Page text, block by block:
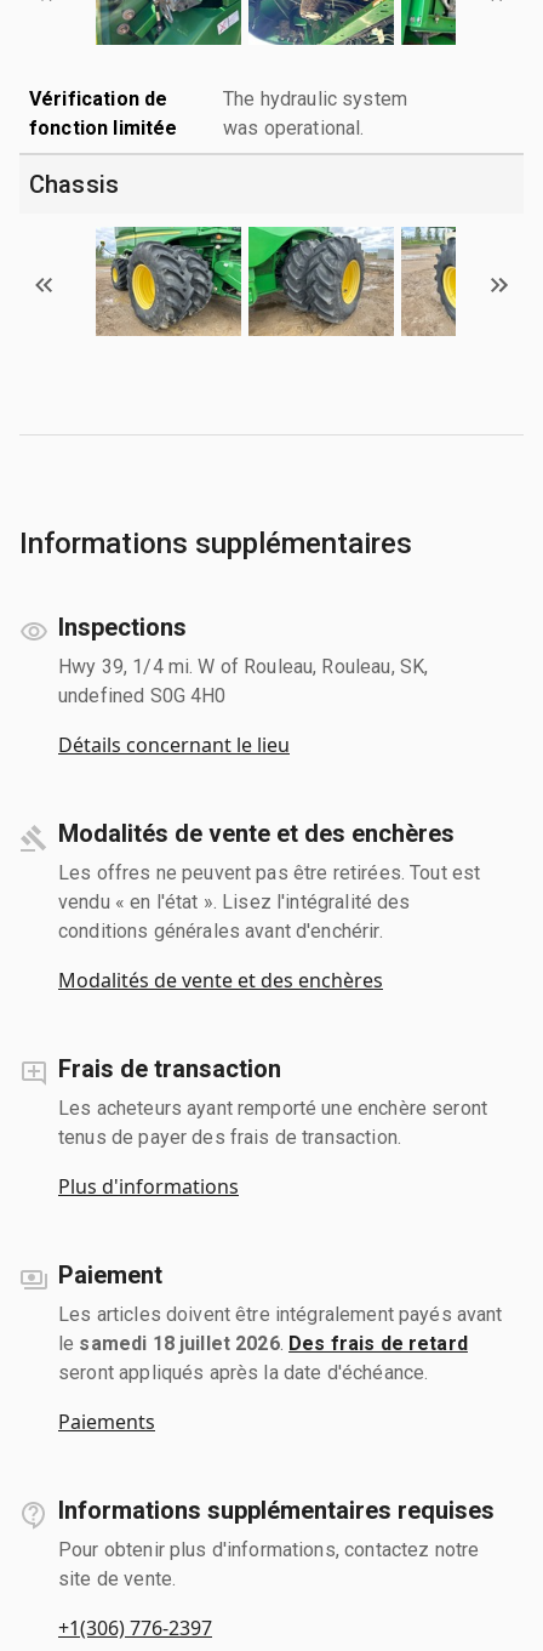
Vérification de
fonction limitée
The hydraulic system
was operational.
Chassis
Informations supplémentaires
Inspections
Hwy 39, 1/4 mi. W of Rouleau, Rouleau, SK,
undefined S0G 4H0
Détails concernant le lieu
Modalités de vente et des enchères
Les offres ne peuvent pas être retirées. Tout est
vendu « en l'état ». Lisez l'intégralité des
conditions générales avant d'enchérir.
Modalités de vente et des enchères
Frais de transaction
Les acheteurs ayant remporté une enchère seront
tenus de payer des frais de transaction.
Plus d'informations
Paiement
Les articles doivent être intégralement payés avant
le samedi 18 juillet 2026. Des frais de retard
seront appliqués après la date d'échéance.
Paiements
Informations supplémentaires requises
Pour obtenir plus d'informations, contactez notre
site de vente.
+1(306) 776-2397